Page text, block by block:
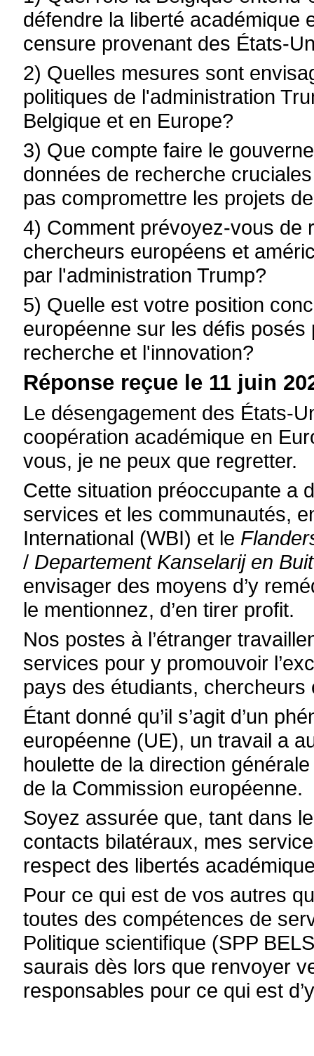
défendre la liberté académique
censure provenant des États-
2) Quelles mesures sont
politiques de l'administration
Belgique et en Europe?
3) Que compte faire le
données de recherche
pas compromettre les projets
4) Comment prévoyez-vous de
chercheurs européens et
par l'administration Trump?
5) Quelle est votre position
européenne sur les défis
recherche et l'innovation?
Réponse reçue le 11 juin
Le désengagement des États-
coopération académique en
vous, je ne peux que regretter.
Cette situation préoccupante a
services et les communautés,
International (WBI) et le
/ Departement Kanselarij en
envisager des moyens d’y
le mentionnez, d’en tirer profit.
Nos postes à l’étranger
services pour y promouvoir
pays des étudiants,
Étant donné qu’il s’agit d’un
européenne (UE), un travail a
houlette de la direction
de la Commission européenne.
Soyez assurée que, tant dans
contacts bilatéraux, mes
respect des libertés
Pour ce qui est de vos autres
toutes des compétences de
Politique scientifique (SPP
saurais dès lors que renvoyer
responsables pour ce qui est